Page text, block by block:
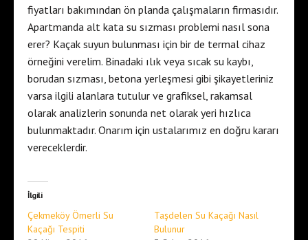
fiyatları bakımından ön planda çalışmaların firmasıdır.
Apartmanda alt kata su sızması problemi nasıl sona
erer? Kaçak suyun bulunması için bir de termal cihaz
örneğini verelim. Binadaki ılık veya sıcak su kaybı,
borudan sızması, betona yerleşmesi gibi şikayetleriniz
varsa ilgili alanlara tutulur ve grafiksel, rakamsal
olarak analizlerin sonunda net olarak yeri hızlıca
bulunmaktadır. Onarım için ustalarımız en doğru kararı
vereceklerdir.
İlgili
Çekmeköy Ömerli Su
Kaçağı Tespiti
Taşdelen Su Kaçağı Nasıl
Bulunur